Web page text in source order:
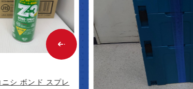
ンド スプレ